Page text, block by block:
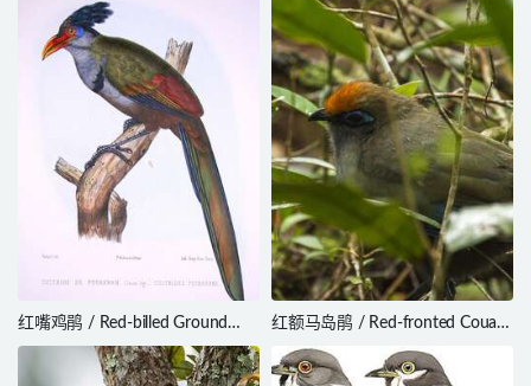
红嘴鸡鹃 / Red-billed Ground
Cuckoo / Neomorphus pucheranii
红额马岛鹃 / Red-fronted Coua /
Coua reynaudii